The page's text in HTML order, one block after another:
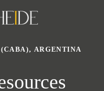
ARGENTINA